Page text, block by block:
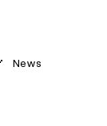
News